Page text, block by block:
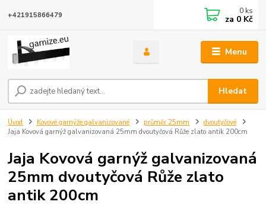
Menu
Hledat
+421915866479 0 ks
za 0 Kč
Úvod Kovové garnýže galvanizované průměr 25mm
dvoutyčové
Jaja Kovová garnýž galvanizovaná 25mm dvoutyčová Růže zlato antik 200cm
Jaja Kovová garnýž galvanizovaná
25mm dvoutyčová Růže zlato
antik 200cm